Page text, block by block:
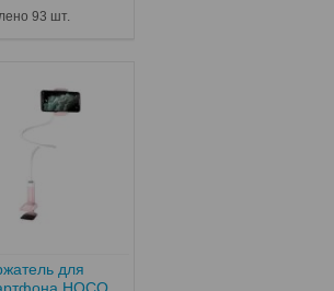
93 шт.
для
HOCO